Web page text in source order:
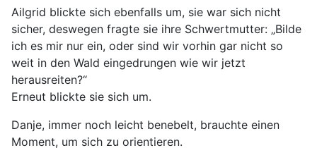
Ailgrid blickte sich ebenfalls um, sie war sich nicht
sicher, deswegen fragte sie ihre Schwertmutter: „Bilde
ich es mir nur ein, oder sind wir vorhin gar nicht so
weit in den Wald eingedrungen wie wir jetzt
herausreiten?“
Erneut blickte sie sich um.
Danje, immer noch leicht benebelt, brauchte einen
Moment, um sich zu orientieren.